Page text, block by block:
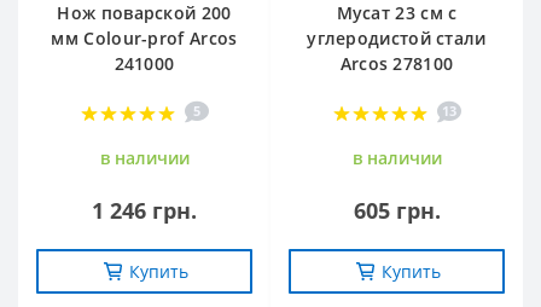
Нож поварской 200
мм Сolour-prof Arcos
241000
5
в наличии
1 246 грн.
Купить
Мусат 23 см с
углеродистой стали
Arcos 278100
13
в наличии
605 грн.
Купить